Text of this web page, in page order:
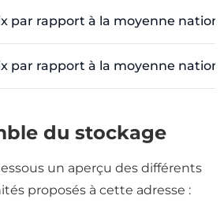
par rapport à la moyenne
par rapport à la moyenne
du stockage
un aperçu des différents
proposés à cette adresse :